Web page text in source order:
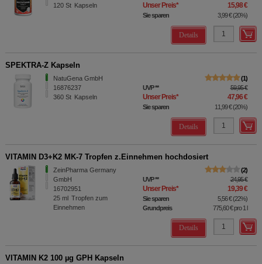
120 St Kapseln Unser Preis* 15,98 €
Sie sparen 3,99 €(20%)
Details
SPEKTRA-Z Kapseln
NatuGena GmbH
16876237
360 St Kapseln
1
UVP** 59,95 €
Unser Preis* 47,96 €
Sie sparen 11,99 €(20%)
Details
VITAMIN D3+K2 MK-7 Tropfen z.Einnehmen hochdosiert
ZeinPharma Germany
GmbH
16702951
25 ml Tropfen zum
Einnehmen
2
UVP** 24,95 €
Unser Preis* 19,39 €
Sie sparen 5,56 €(22%)
Grundpreis
775,60 €pro 1 l
Details
VITAMIN K2 100 µg GPH Kapseln